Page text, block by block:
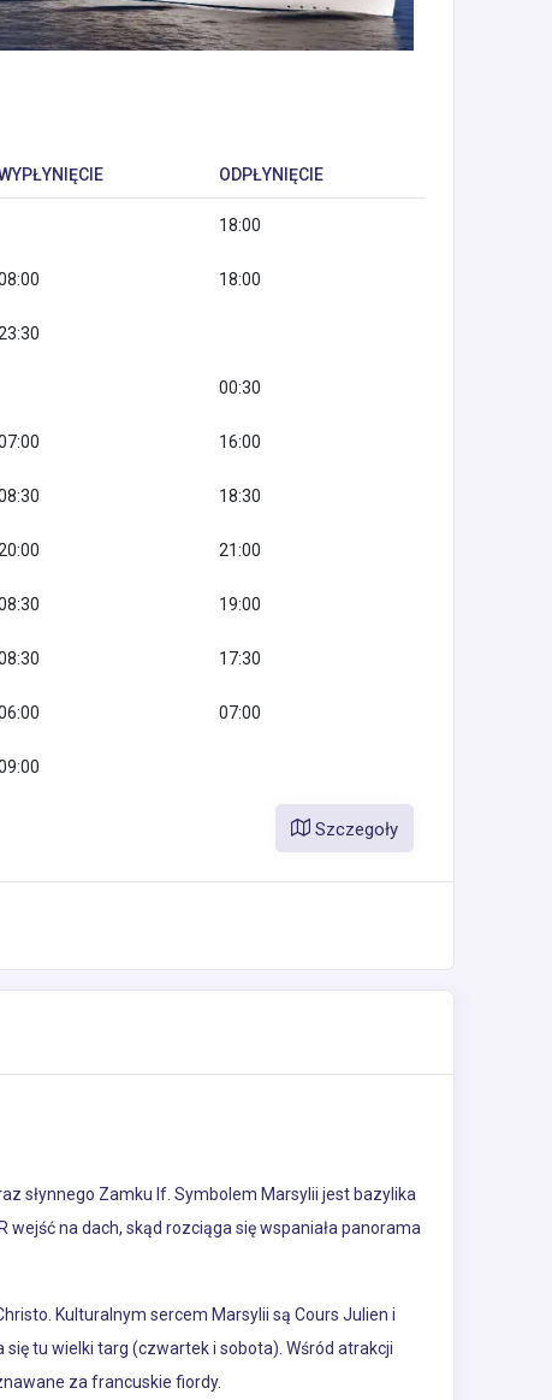
ODPŁYNIĘCIE
18:00
18:00
00:30
16:00
18:30
21:00
19:00
17:30
07:00
Szczegoły
słynnego Zamku If. Symbolem Marsylii jest bazylika
wejść na dach, skąd rozciąga się wspaniała panorama
Kulturalnym sercem Marsylii są Cours Julien i
tu wielki targ (czwartek i sobota). Wśród atrakcji
za francuskie fiordy.